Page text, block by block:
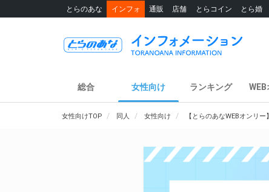
とらのあな インフォ 通販 店舗 とらコイン とら婚
総合 女性向け ランキング
女性向けTOP 同人 女性向け 【とらのあなWEBオンリ